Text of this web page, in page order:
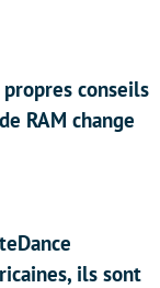
conseils
RAM change
ils sont